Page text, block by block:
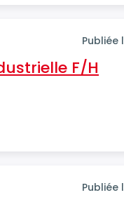
Publiée
F/H
Publiée